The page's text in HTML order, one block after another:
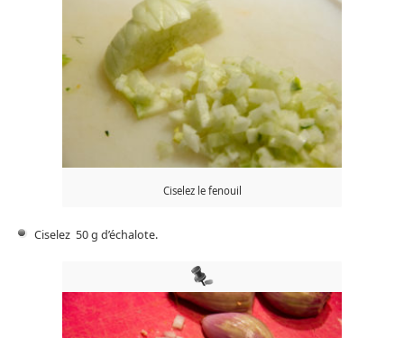
Ciselez le fenouil
Ciselez 50 g d’échalote.